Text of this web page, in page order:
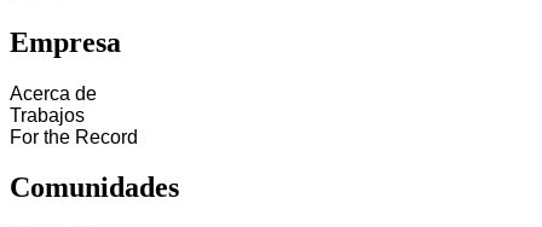
Empresa
Acerca de
Trabajos
For the Record
Comunidades